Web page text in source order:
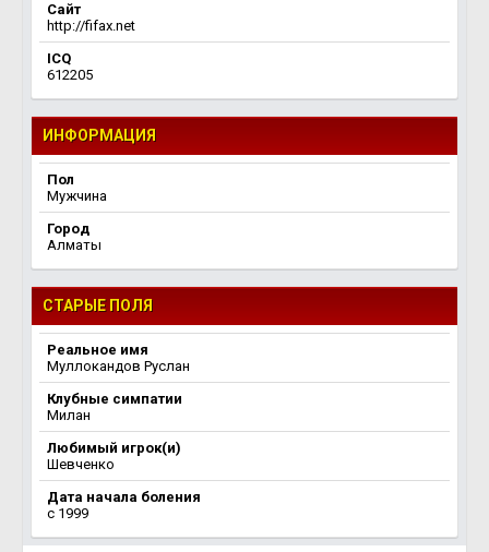
Сайт
http://fifax.net
ICQ
612205
ИНФОРМАЦИЯ
Пол
Мужчина
Город
Алматы
СТАРЫЕ ПОЛЯ
Реальное имя
Муллокандов Руслан
Клубные симпатии
Милан
Любимый игрок(и)
Шевченко
Дата начала боления
c 1999